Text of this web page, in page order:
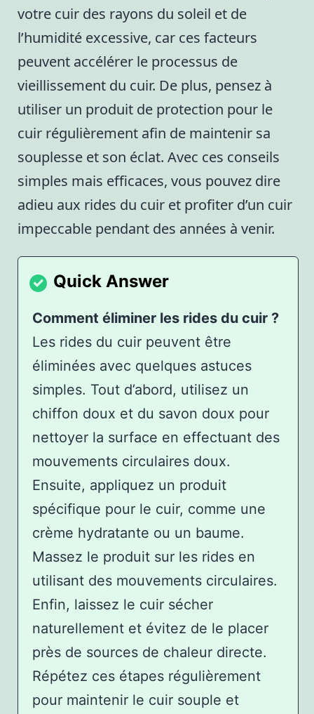
votre cuir des rayons du soleil et de
l’humidité excessive, car ces facteurs
peuvent accélérer le processus de
vieillissement du cuir. De plus, pensez à
utiliser un produit de protection pour le
cuir régulièrement afin de maintenir sa
souplesse et son éclat. Avec ces conseils
simples mais efficaces, vous pouvez dire
adieu aux rides du cuir et profiter d’un cuir
impeccable pendant des années à venir.
Comment éliminer les rides du cuir ?
Les rides du cuir peuvent être
éliminées avec quelques astuces
simples. Tout d’abord, utilisez un
chiffon doux et du savon doux pour
nettoyer la surface en effectuant des
mouvements circulaires doux.
Ensuite, appliquez un produit
spécifique pour le cuir, comme une
crème hydratante ou un baume.
Massez le produit sur les rides en
utilisant des mouvements circulaires.
Enfin, laissez le cuir sécher
naturellement et évitez de le placer
près de sources de chaleur directe.
Répétez ces étapes régulièrement
pour maintenir le cuir souple et